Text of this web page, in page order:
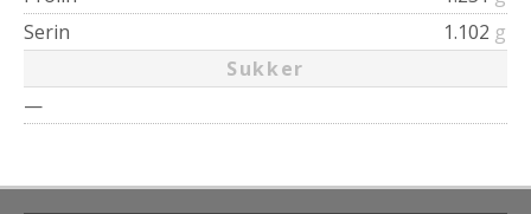
Serin
1.102 g
Sukker
—